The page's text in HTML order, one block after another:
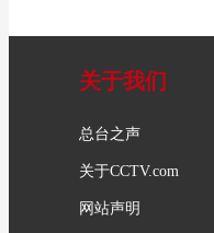
关于我们
总台之声
关于CCTV.com
网站声明